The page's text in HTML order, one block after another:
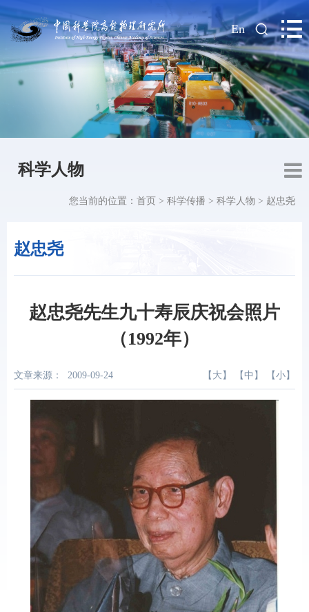
| En
科学人物
赵忠尧
您当前的位置： 首页 > 科学传播 > 科学人物 > 赵忠尧
赵忠尧先生九十寿辰庆祝会照片
（1992年）
文章来源： 2009-09-24 【 大 】 【 中 】 【 小 】